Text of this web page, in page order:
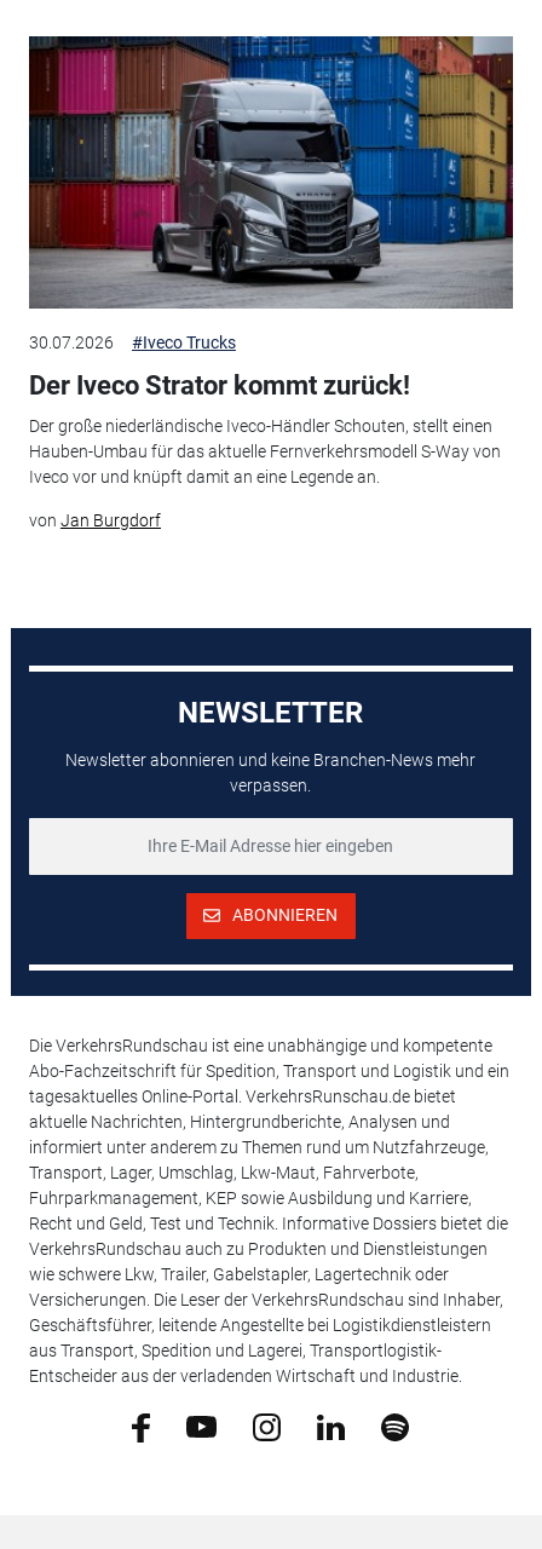
30.07.2026 #Iveco Trucks
Der Iveco Strator kommt zurück!
Der große niederländische Iveco-Händler Schouten, stellt einen
Hauben-Umbau für das aktuelle Fernverkehrsmodell S-Way von
Iveco vor und knüpft damit an eine Legende an.
von Jan Burgdorf
NEWSLETTER
Newsletter abonnieren und keine Branchen-News mehr
verpassen.
ABONNIEREN
Die VerkehrsRundschau ist eine unabhängige und kompetente
Abo-Fachzeitschrift für Spedition, Transport und Logistik und ein
tagesaktuelles Online-Portal. VerkehrsRunschau.de bietet
aktuelle Nachrichten, Hintergrundberichte, Analysen und
informiert unter anderem zu Themen rund um Nutzfahrzeuge,
Transport, Lager, Umschlag, Lkw-Maut, Fahrverbote,
Fuhrparkmanagement, KEP sowie Ausbildung und Karriere,
Recht und Geld, Test und Technik. Informative Dossiers bietet die
VerkehrsRundschau auch zu Produkten und Dienstleistungen
wie schwere Lkw, Trailer, Gabelstapler, Lagertechnik oder
Versicherungen. Die Leser der VerkehrsRundschau sind Inhaber,
Geschäftsführer, leitende Angestellte bei Logistikdienstleistern
aus Transport, Spedition und Lagerei, Transportlogistik-
Entscheider aus der verladenden Wirtschaft und Industrie.